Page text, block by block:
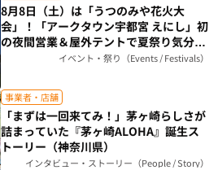
8月8日（土）は「うつのみや花火大
会」！「アークタウン宇都宮 えにし」初
の夜間営業＆屋外テントで夏祭り気分を
楽しもう（栃木県）イベント・祭り（Events / Festivals）
事業者・店舗
「まずは一回来てみ！」茅ヶ崎らしさが
詰まっていた『茅ヶ崎ALOHA』誕生ス
トーリー（神奈川県）
インタビュー・ストーリー（People / Story）